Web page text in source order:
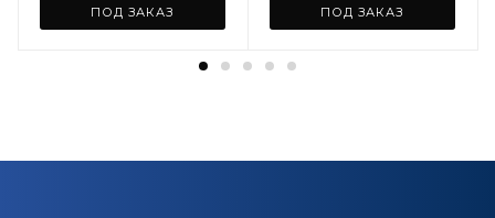
ПОД ЗАКАЗ ПОД ЗАКАЗ